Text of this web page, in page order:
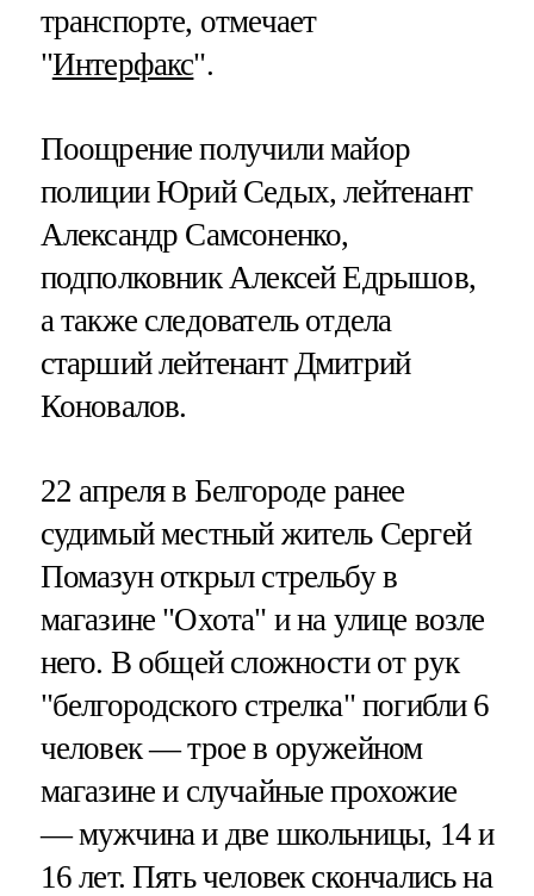
транспорте, отмечает
"Интерфакс".
Поощрение получили майор
полиции Юрий Седых, лейтенант
Александр Самсоненко,
подполковник Алексей Едрышов,
а также следователь отдела
старший лейтенант Дмитрий
Коновалов.
22 апреля в Белгороде ранее
судимый местный житель Сергей
Помазун открыл стрельбу в
магазине "Охота" и на улице возле
него. В общей сложности от рук
"белгородского стрелка" погибли 6
человек — трое в оружейном
магазине и случайные прохожие
— мужчина и две школьницы, 14 и
16 лет. Пять человек скончались на